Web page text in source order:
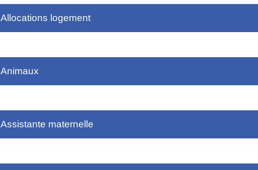
Allocations logement
Animaux
Assistante maternelle